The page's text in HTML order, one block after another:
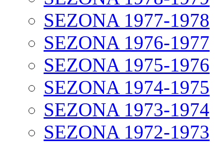
SEZONA 1977-1978
SEZONA 1976-1977
SEZONA 1975-1976
SEZONA 1974-1975
SEZONA 1973-1974
SEZONA 1972-1973